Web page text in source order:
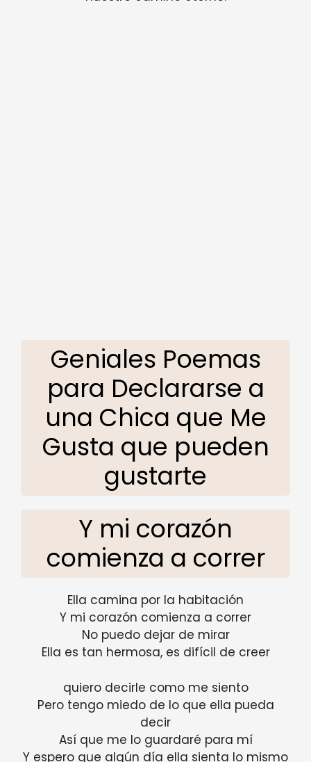
Geniales Poemas
para Declararse a
una Chica que Me
Gusta que pueden
gustarte
Y mi corazón
comienza a correr
Ella camina por la habitación
Y mi corazón comienza a correr
No puedo dejar de mirar
Ella es tan hermosa, es difícil de creer
quiero decirle como me siento
Pero tengo miedo de lo que ella pueda
decir
Así que me lo guardaré para mí
Y espero que algún día ella sienta lo mismo